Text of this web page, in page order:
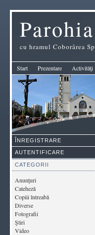
cu hramul Coborârea
Start Prezentare Activităţi
ÎNREGISTRARE
AUTENTIFICARE
CATEGORII
Anunţuri
Cateheză
Copiii întreabă
Diverse
Fotografii
Ştiri
Video